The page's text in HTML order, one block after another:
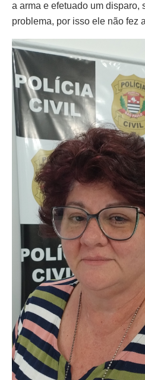
a arma e efetuado um disparo,
problema, por isso ele não fez